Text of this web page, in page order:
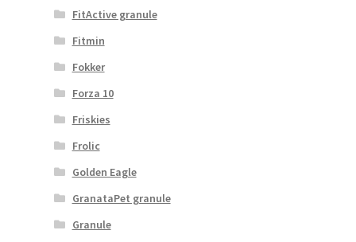
FitActive granule
Fitmin
Fokker
Forza 10
Friskies
Frolic
Golden Eagle
GranataPet granule
Granule